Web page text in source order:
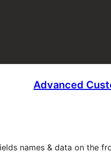
Advanced
names & data on the